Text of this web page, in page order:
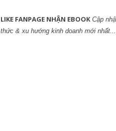
LIKE FANPAGE NHẬN EBOOK Cập
thức & xu hướng kinh doanh mới nhất...